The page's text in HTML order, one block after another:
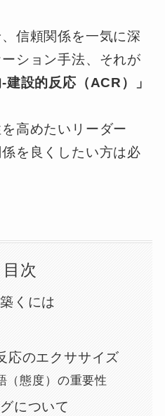
信頼関係を一気に深
ション手法、それが
‐建設的反応（ACR）」
高めたいリーダー
を良くしたい方は必
目次
くには
応のエクササイズ
（態度）の重要性
について